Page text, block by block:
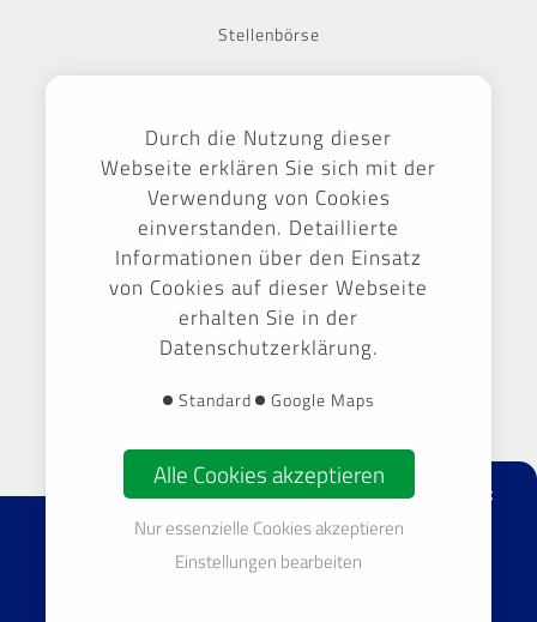
Stellenbörse
Gestaltung & Umsetzung -September Markenführung GmbH
© 2026 TOP Gebäudereinigung Sachsen GmbH & Co. KG
facebook
Durch die Nutzung dieser
Webseite erklären Sie sich mit der
Verwendung von Cookies
einverstanden. Detaillierte
Informationen über den Einsatz
von Cookies auf dieser Webseite
erhalten Sie in der
Datenschutzerklärung.
Standard Google Maps
Alle Cookies akzeptieren
Nur essenzielle Cookies akzeptieren
Einstellungen bearbeiten